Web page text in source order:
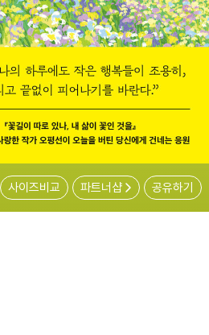
사이즈비교 파트너샵 공유하기